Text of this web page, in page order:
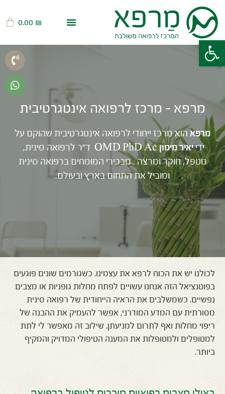
פתח סרגל נגישות
0.00 ₪
מרפא – מרכז לרפואה אינטגרטיבית
מרפא הוא מרכז ייחודי לרפואה אינטגרטיבית שהוקם על
ידייאיר מימון OMD PhD Ac
ד״ר לרפואה סינית,
מטפל, חוקר ומרצה . מבכירי המומחים ברפואה סינית
ומוביל את התחום בארץ ובעולם.
לכולנו יש את הכוח לרפא את עצמינו. כשגורמים שונים פוגעים
בפוטנציאל הזה אנחנו עשויים לפתח מחלות גופניות או מצבים
נפשיים. כשמשלבים את הראיה הייחודית של רפואה סינית
מסורתית עם המדע המודרני, אפשר להעמיק את ההבנה של
ריפוי מחלות ואף לתרום למניעתן. שילוב זה מאפשר לי לתת
למטופלים ולמטופלות את המענה הטיפולי המדויק והמקיף
ביותר.